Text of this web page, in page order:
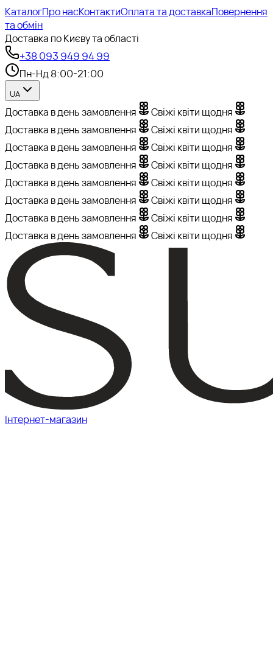
КаталогПро насКонтактиОплата та доставкаПовернення
та обмін
Доставка по Києву та області
+38 093 949 94 99
Пн-Нд 8:00-21:00
UA
Доставка в день замовлення
Свіжі квіти щодня
Доставка в день замовлення
Свіжі квіти щодня
Доставка в день замовлення
Свіжі квіти щодня
Доставка в день замовлення
Свіжі квіти щодня
Доставка в день замовлення
Свіжі квіти щодня
Доставка в день замовлення
Свіжі квіти щодня
Доставка в день замовлення
Свіжі квіти щодня
Доставка в день замовлення
Свіжі квіти щодня
Інтернет-магазин